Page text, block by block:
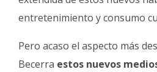
entretenimiento y consumo
Pero acaso el aspecto más
Becerra estos nuevos